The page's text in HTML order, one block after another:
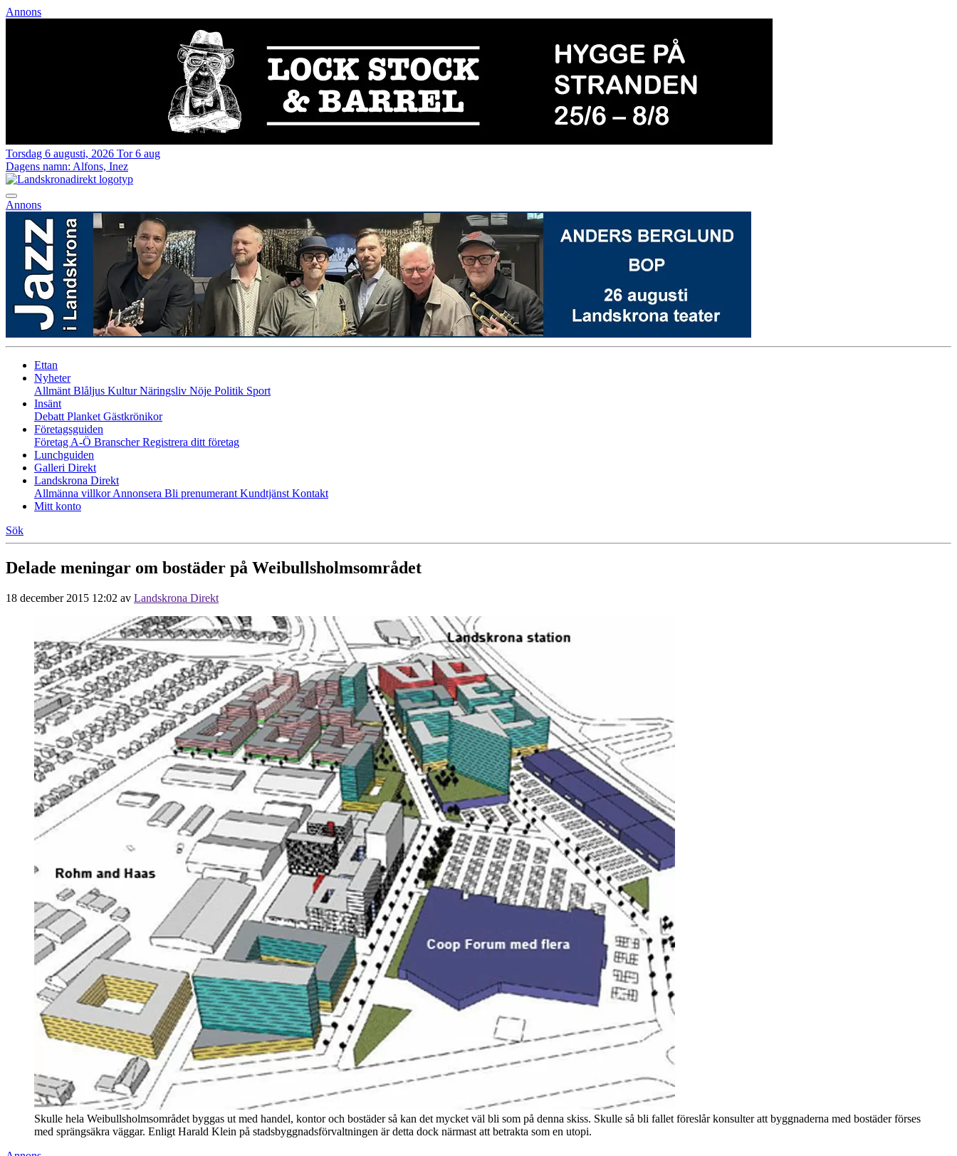
Annons
Torsdag 6 augusti, 2026 Tor 6 aug
Dagens namn: Alfons, Inez
Annons
Ettan
Nyheter
Allmänt Blåljus KulturNäringsliv Nöje Politik Sport
Insänt
Debatt Planket Gästkrönikor
Företagsguiden
Företag A-Ö BranscherRegistrera ditt företag
Lunchguiden
Galleri Direkt
Landskrona Direkt
Allmänna villkorAnnonsera Bli prenumerant Kundtjänst Kontakt
Mitt konto
Sök
Delade meningar om bostäder på Weibullsholmsområdet
18 december 2015 12:02 av Landskrona Direkt
Skulle hela Weibullsholmsområdet byggas ut med handel, kontor och bostäder så kan det mycket väl bli som på denna skiss. Skulle så bli fallet föreslår konsulter att byggnaderna med bostäder förses
med sprängsäkra väggar. Enligt Harald Klein på stadsbyggnadsförvaltningen är detta dock närmast att betrakta som en utopi.